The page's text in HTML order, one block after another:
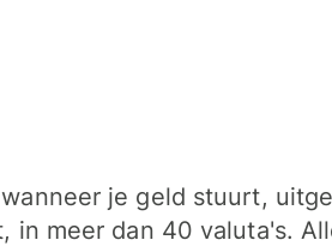
je geld stuurt,
in meer dan 40 valuta's.